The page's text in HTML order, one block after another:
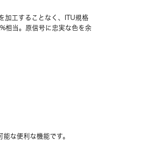
加工することなく、ITU規格
相当。原信号に忠実な色を余
な便利な機能です。